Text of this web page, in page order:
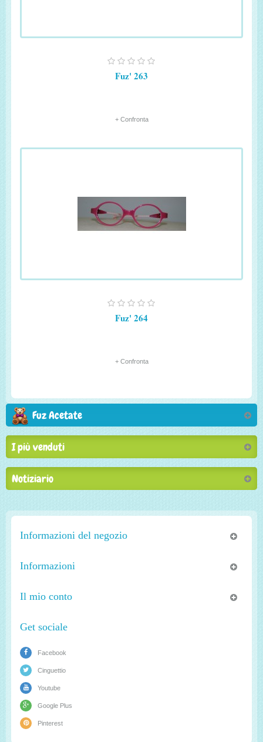
Fuz' 263
+ Confronta
Fuz' 264
+ Confronta
Fuz Acetate
I più venduti
Notiziario
Informazioni del negozio
Informazioni
Il mio conto
Get sociale
Facebook
Cinguettio
Youtube
Google Plus
Pinterest